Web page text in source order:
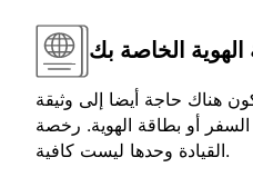
الخاصة بك
هناك حاجة أيضا إلى وثيقة
أو بطاقة الهوية. رخصة
القيادة وحدها ليست كافية.